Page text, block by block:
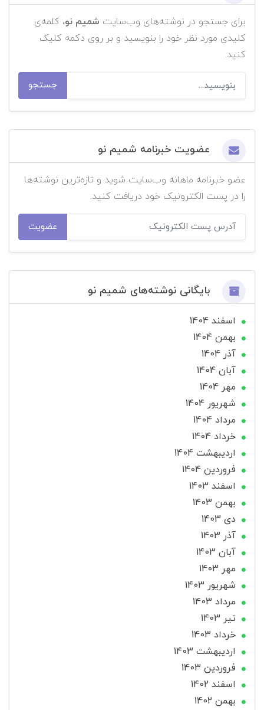
برای جستجو در نوشته‌های وب‌سایت شمیم نو، کلمه‌ی
کلیدی مورد نظر خود را بنویسید و بر روی دکمه کلیک
کنید.
جستجو
عضویت خبرنامه شمیم نو
عضو خبرنامه ماهانه وب‌سایت شوید و تازه‌ترین نوشته‌ها
را در پست الکترونیک خود دریافت کنید.
عضویت
بایگانی نوشته‌های شمیم نو
اسفند 1404
بهمن 1404
آذر 1404
آبان 1404
مهر 1404
شهریور 1404
مرداد 1404
خرداد 1404
ارديبهشت 1404
فروردین 1404
اسفند 1403
بهمن 1403
دی 1403
آذر 1403
آبان 1403
مهر 1403
شهریور 1403
مرداد 1403
تير 1403
خرداد 1403
ارديبهشت 1403
فروردین 1403
اسفند 1402
بهمن 1402